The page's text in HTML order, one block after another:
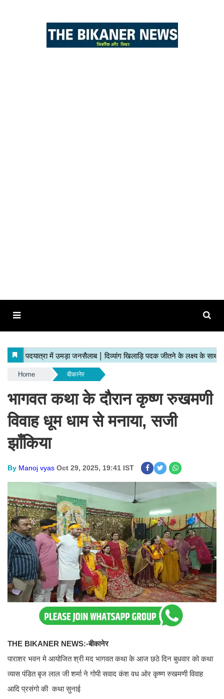
Home बीकानेर
भागवत कथा के दौरान कृष्ण रुखमणी
विवाह धूम धाम से मनाया, सजी
झाँकिया
By Manoj vyas Oct 29, 2025, 19:41 IST
THE BIKANER NEWS:-बीकानेर
पाराशर भवन मे आयोजित श्री मद भागवत कथा के आज छठे दिन बुधवार को कथा
व्यास पंडित बृज लाल जी शर्मा ने गोपी सवाद कंश वध ओर कृष्ण रुखमणी विवाह
आदि प्रसंगो की कथा सुनाई